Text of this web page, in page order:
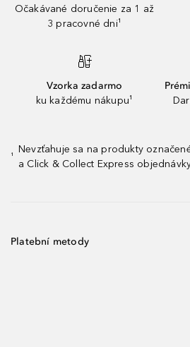
Očakávané doručenie za 1 až
3 pracovné dni¹
Vzorka zadarmo
ku každému nákupu¹
¹
Nevzťahuje sa na produkty
a Click & Collect Express
Platební metody